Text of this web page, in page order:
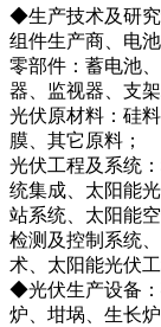
◆生产技术及研
组件生产商、电
零部件：蓄电池
器、监视器、支
光伏原材料：硅
膜、其它原料；
光伏工程及系统
统集成、太阳能
站系统、太阳能
检测及控制系统
术、太阳能光伏
◆光伏生产设备
炉、坩埚、生长